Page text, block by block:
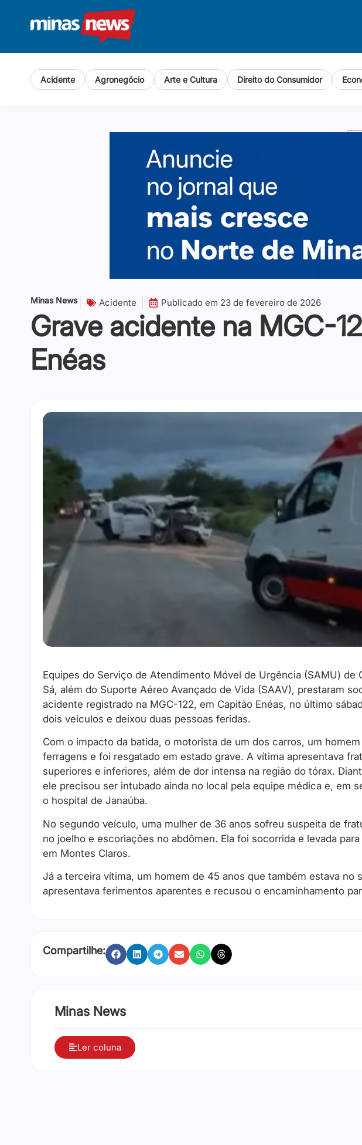
Acidente Agronegócio Arte e Cultura Direito do Consumidor
Minas News Acidente Publicado em 23 de fevereiro de 2026
Grave acidente na MGC-
Enéas
Equipes do Serviço de Atendimento Móvel de Urgência (SAMU) de
Sá, além do Suporte Aéreo Avançado de Vida (SAAV), prestaram
acidente registrado na MGC-122, em Capitão Enéas, no último
dois veículos e deixou duas pessoas feridas.
Com o impacto da batida, o motorista de um dos carros, um
ferragens e foi resgatado em estado grave. A vítima apresentava
superiores e inferiores, além de dor intensa na região do tórax.
ele precisou ser intubado ainda no local pela equipe médica e, em
o hospital de Janaúba.
No segundo veículo, uma mulher de 36 anos sofreu suspeita de
no joelho e escoriações no abdômen. Ela foi socorrida e levada
em Montes Claros.
Já a terceira vítima, um homem de 45 anos que também estava no
apresentava ferimentos aparentes e recusou o encaminhamento
Compartilhe:
Minas News
Ler coluna